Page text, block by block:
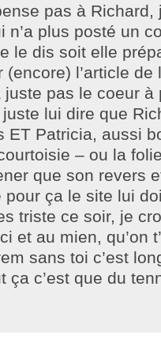
pas à Richard,
n’a plus posté un
le dis soit elle
(encore) l’article de
juste pas le coeur à
lui dire que
ET Patricia, aussi
– ou la
que son revers
pour ça le site lui
triste ce soir, je
et au mien, qu’on
sans toi c’est
ça c’est que du